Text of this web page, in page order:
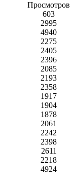
Просмотров
603
2995
4940
2275
2405
2396
2085
2193
2358
1917
1904
1878
2061
2242
2398
2611
2218
4924